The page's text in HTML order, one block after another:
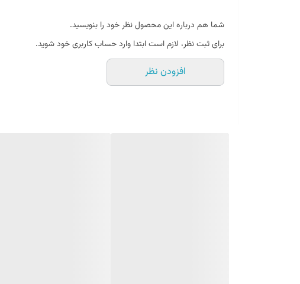
شما هم درباره این محصول نظر خود را بنویسید.
برای ثبت نظر، لازم است ابتدا وارد حساب کاربری خود شوید.
افزودن نظر